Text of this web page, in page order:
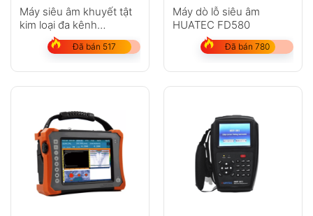
Máy siêu âm khuyết tật
kim loại đa kênh
HUATEC HFD-1000
Đã bán 517
Máy dò lỗ siêu âm
HUATEC FD580
Đã bán 780